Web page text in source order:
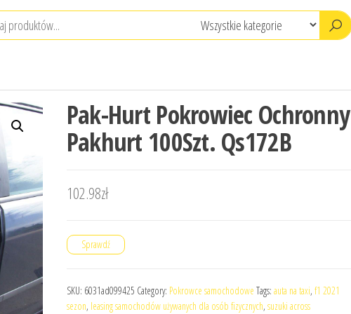
Pak-Hurt Pokrowiec Ochronny
Pakhurt 100Szt. Qs172B
102.98zł
Sprawdź
SKU: 6031ad099425 Category: Pokrowce samochodowe Tags: auta na taxi, f1 2021
sezon, leasing samochodów używanych dla osób fizycznych, suzuki across